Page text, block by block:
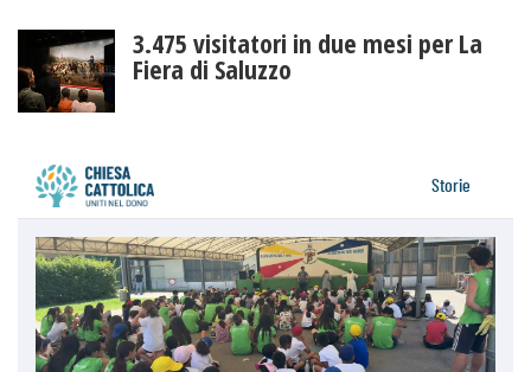
3.475 visitatori in due mesi per La
Fiera di Saluzzo